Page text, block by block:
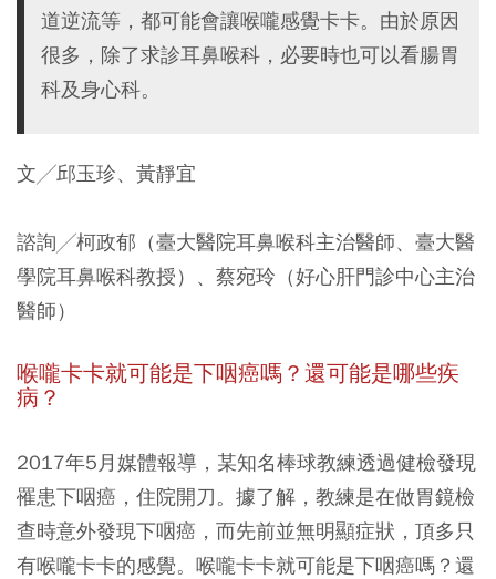
道逆流等，都可能會讓喉嚨感覺卡卡。由於原因
很多，除了求診耳鼻喉科，必要時也可以看腸胃
科及身心科。
文╱邱玉珍、黃靜宜
諮詢╱柯政郁（臺大醫院耳鼻喉科主治醫師、臺大醫
學院耳鼻喉科教授）、蔡宛玲（好心肝門診中心主治
醫師）
喉嚨卡卡就可能是下咽癌嗎？還可能是哪些疾
病？
2017年5月媒體報導，某知名棒球教練透過健檢發現
罹患下咽癌，住院開刀。據了解，教練是在做胃鏡檢
查時意外發現下咽癌，而先前並無明顯症狀，頂多只
有喉嚨卡卡的感覺。喉嚨卡卡就可能是下咽癌嗎？還